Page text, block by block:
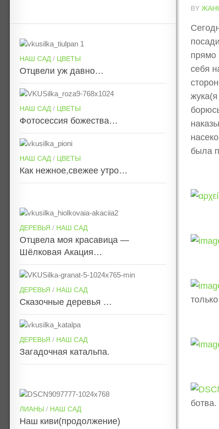
BY
прямо
себя
была
ботва.
НАШ САД / ЦВЕТЫ
Отцвели уж давно…
НАШ САД / ЦВЕТЫ
Фотосессия божества…
НАШ САД / ЦВЕТЫ
Как нежное,свежее утро…
ДЕРЕВЬЯ / НАШ САД
Отцвела моя красавица —
Шёлковая Акация…
ДЕРЕВЬЯ / НАШ САД
Сказочные деревья …
ДЕРЕВЬЯ / НАШ САД
Загадочная катальпа.
ЛИАНЫ / НАШ САД
Наш киви(продолжение)